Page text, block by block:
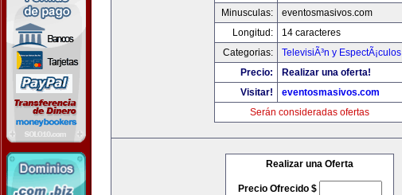
Minusculas:
eventosmasivos.com
Longitud:
14 caracteres
Categorias:
TelevisiÃ³n y EspectÃ¡culos
Precio:
Realizar una oferta!
Visitar!
eventosmasivos.com
Serán consideradas ofertas
Realizar una Oferta
Precio Ofrecido $